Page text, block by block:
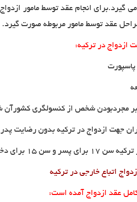
گیرد.برای انجام عقد توسط مامور
عقد توسط مامور مربوطه صورت گیرد.
ازدواج در ترکیه:
ازدواج در ترکیه بدون رضایت پدر و مادر باید ۱۸ سال را
کافی می باشد (با رضایت پدر و مادر)
اتباع خارجی در ترکیه
عقد ازدواج آمده است: